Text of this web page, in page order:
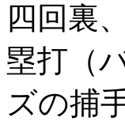
四回裏
塁打（
ズの捕